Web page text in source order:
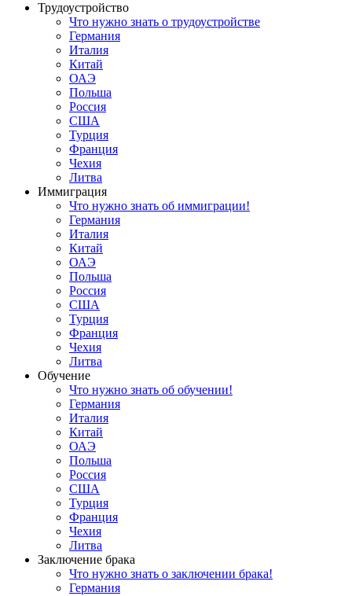
Трудоустройство
Что нужно знать о трудоустройстве
Германия
Италия
Китай
ОАЭ
Польша
Россия
США
Турция
Франция
Чехия
Литва
Иммиграция
Что нужно знать об иммиграции!
Германия
Италия
Китай
ОАЭ
Польша
Россия
США
Турция
Франция
Чехия
Литва
Обучение
Что нужно знать об обучении!
Германия
Италия
Китай
ОАЭ
Польша
Россия
США
Турция
Франция
Чехия
Литва
Заключение брака
Что нужно знать о заключении брака!
Германия